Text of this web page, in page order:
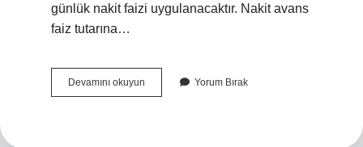
günlük nakit faizi uygulanacaktır. Nakit avans
faiz tutarına…
Devamını okuyun
Tl
Yorum Bırak